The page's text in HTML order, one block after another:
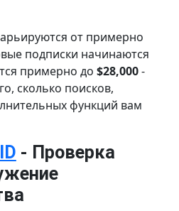
от примерно
подписки начинаются
примерно до $28,000-
сколько поисков,
функций вам
- Проверка